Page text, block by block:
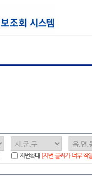
지번확대 [지번 글씨가 너무 작